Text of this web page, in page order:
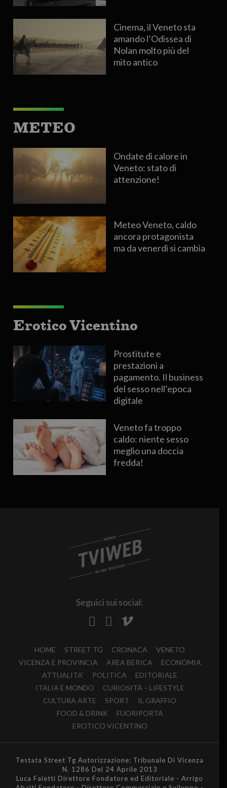
Cinema, il Veneto sta
amando l’Odissea di
Nolan molto più del
mito antico
METEO
Ondate di calore in
Veneto: stato di
attenzione!
Meteo Veneto, caldo
ancora protagonista
ma da venerdì si cambia
Erotico Vicentino
Prostitute e
prestazioni a
pagamento. Il business
del sesso nell’epoca
digitale
Veneto fa troppo
caldo: niente sesso
meglio una doccia
fredda!
Seguici sui social:
HOME STREET TG CRONACA
VENETO
VICENZA E PROVINCIA
AREA BERICA
ECONOMIA
ATTUALITA’
POLITICA
EDITORIALE
ITALIA E MONDO
CURIOSITÀ – LIFESTYLE
CULTURA ARTE
SPORT
IL GRAFFIO
FOOD & DRINK
FUORIPORTA
EROTICO VICENTINO
Testata Street Tg Autorizzazione: Tribunale Di Vicenza
N. 1286 Del 24 Aprile 2013
Luca Faietti Direttore Fondatore ed Editoriale - Arrigo